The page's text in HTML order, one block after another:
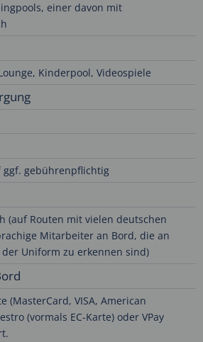
einer davon mit
Kinderpool, Videospiele
gebührenpflichtig
(auf Routen mit vielen deutschen
Mitarbeiter an Bord, die an
der Uniform zu erkennen sind)
(MasterCard, VISA, American
(vormals EC-Karte) oder VPay